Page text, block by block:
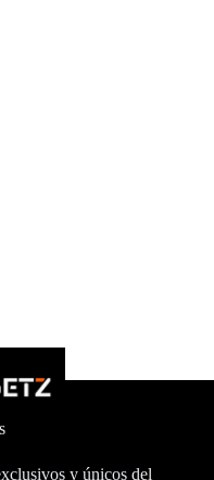
y únicos del